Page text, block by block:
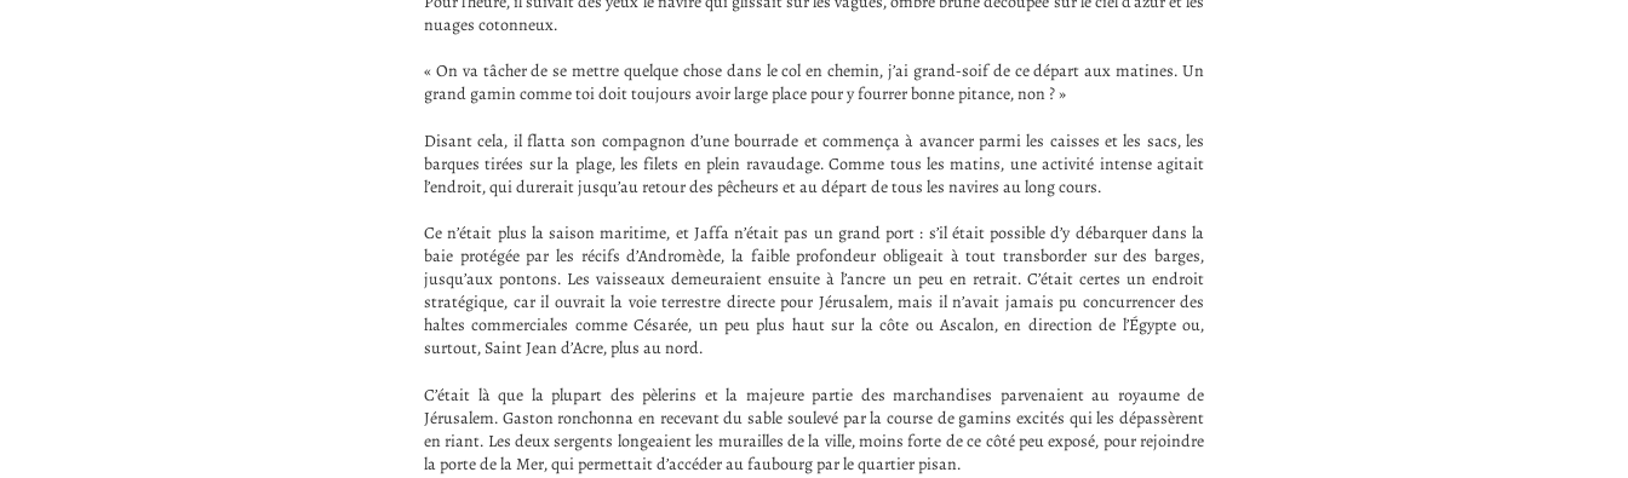
nuages cotonneux.
« On va tâcher de se mettre quelque chose dans le col en chemin, j’ai grand-soif de ce départ aux matines. Un
grand gamin comme toi doit toujours avoir large place pour y fourrer bonne pitance, non ? »
Disant cela, il flatta son compagnon d’une bourrade et commença à avancer parmi les caisses et les sacs, les
barques tirées sur la plage, les filets en plein ravaudage. Comme tous les matins, une activité intense agitait
l’endroit, qui durerait jusqu’au retour des pêcheurs et au départ de tous les navires au long cours.
Ce n’était plus la saison maritime, et Jaffa n’était pas un grand port : s’il était possible d’y débarquer dans la
baie protégée par les récifs d’Andromède, la faible profondeur obligeait à tout transborder sur des barges,
jusqu’aux pontons. Les vaisseaux demeuraient ensuite à l’ancre un peu en retrait. C’était certes un endroit
stratégique, car il ouvrait la voie terrestre directe pour Jérusalem, mais il n’avait jamais pu concurrencer des
haltes commerciales comme Césarée, un peu plus haut sur la côte ou Ascalon, en direction de l’Égypte ou,
surtout, Saint Jean d’Acre, plus au nord.
C’était là que la plupart des pèlerins et la majeure partie des marchandises parvenaient au royaume de
Jérusalem. Gaston ronchonna en recevant du sable soulevé par la course de gamins excités qui les dépassèrent
en riant. Les deux sergents longeaient les murailles de la ville, moins forte de ce côté peu exposé, pour rejoindre
la porte de la Mer, qui permettait d’accéder au faubourg par le quartier pisan.